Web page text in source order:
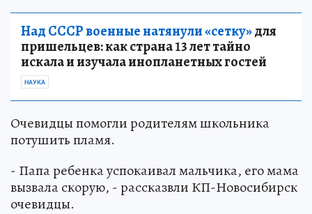
Над СССР военные натянули «сетку»для
пришельцев: как страна 13 лет тайно
искала и изучала инопланетных гостей
НАУКА
Очевидцы помогли родителям школьника
потушить пламя.
- Папа ребенка успокаивал мальчика, его мама
вызвала скорую, - рассказвли КП-Новосибирск
очевидцы.